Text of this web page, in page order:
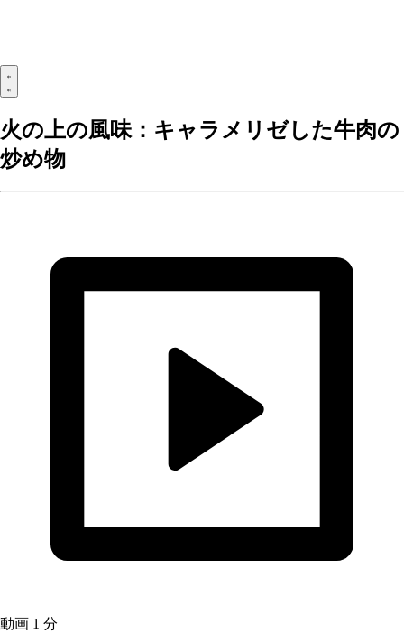
火の上の風味：キャラメリゼした牛肉の
炒め物
動画 1 分